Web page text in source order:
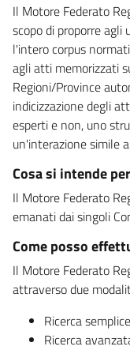
Il Motore Federato
scopo di proporre
l'intero corpus
agli atti memorizzati
Regioni/Province
indicizzazione degli
esperti e non, uno
un'interazione simile
Cosa si intende
Il Motore Federato
emanati dai singoli
Come posso
Il Motore Federato
attraverso due
Ricerca semplice
Ricerca